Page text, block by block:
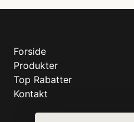
Forside
Produkter
Top Rabatter
Kontakt